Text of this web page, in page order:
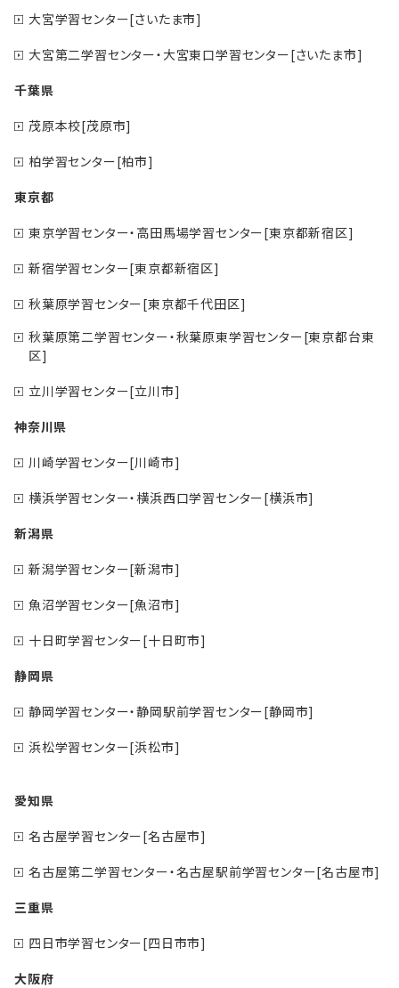
大宮学習センター[さいたま市]
大宮第二学習センター・大宮東口学習センター[さいたま市]
千葉県
茂原本校[茂原市]
柏学習センター[柏市]
東京都
東京学習センター・高田馬場学習センター[東京都新宿区]
新宿学習センター[東京都新宿区]
秋葉原学習センター[東京都千代田区]
秋葉原第二学習センター・秋葉原東学習センター[東京都台東
区]
立川学習センター[立川市]
神奈川県
川崎学習センター[川崎市]
横浜学習センター・横浜西口学習センター[横浜市]
新潟県
新潟学習センター[新潟市]
魚沼学習センター[魚沼市]
十日町学習センター[十日町市]
静岡県
静岡学習センター・静岡駅前学習センター[静岡市]
浜松学習センター[浜松市]
愛知県
名古屋学習センター[名古屋市]
名古屋第二学習センター・名古屋駅前学習センター[名古屋市]
三重県
四日市学習センター[四日市市]
大阪府